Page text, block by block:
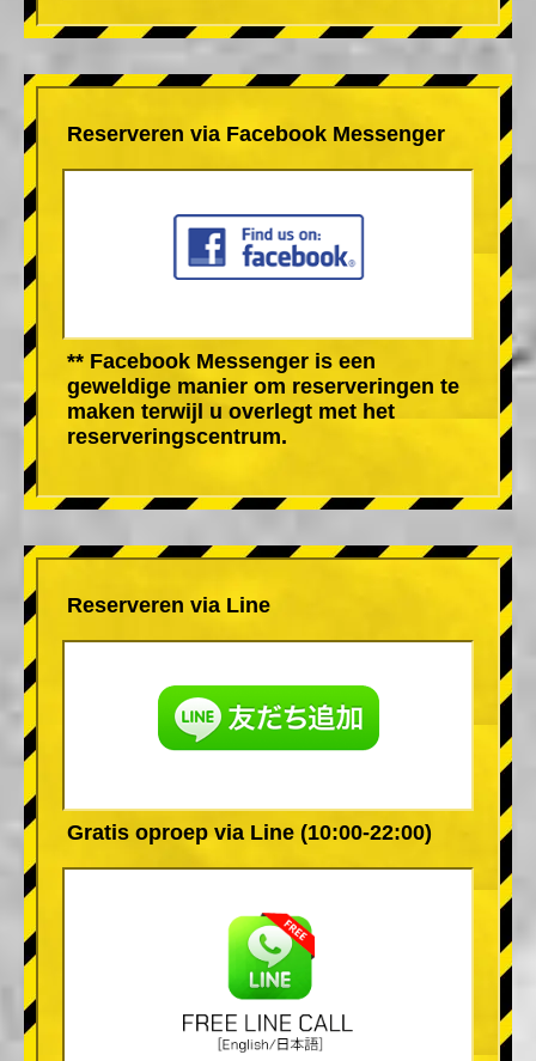
Reserveren via Facebook Messenger
** Facebook Messenger is een
geweldige manier om reserveringen te
maken terwijl u overlegt met het
reserveringscentrum.
Reserveren via Line
Gratis oproep via Line (10:00-22:00)